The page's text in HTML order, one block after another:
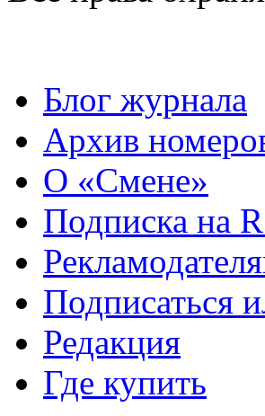
Блог журнала
Архив
О «Смене»
Подписка на
Подписаться
Редакция
Где купить